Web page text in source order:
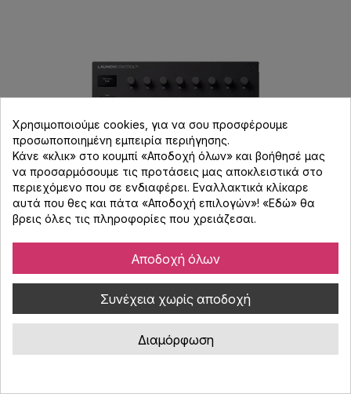
Novation Launch Control Xl MKIII Portable
Control Panel
Κωδικός : 253494
USB controller για πλήρη έλεγχο σε Daw, VST instruments και
Χρησιμοποιούμε cookies, για να σου προσφέρουμε
προσωποποιημένη εμπειρία περιήγησης.
Κάνε «κλικ» στο κουμπί «Αποδοχή όλων» και βοήθησέ μας
να προσαρμόσουμε τις προτάσεις μας αποκλειστικά στο
περιεχόμενο που σε ενδιαφέρει. Εναλλακτικά κλίκαρε
αυτά που θες και πάτα «Αποδοχή επιλογών»! «Εδώ» θα
βρεις όλες τις πληροφορίες που χρειάζεσαι.
Αποδοχή όλων
Συνέχεια χωρίς αποδοχή
Διαμόρφωση